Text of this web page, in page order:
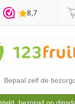
Bepaal zelf de